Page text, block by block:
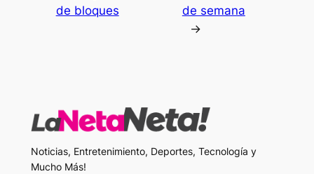
de bloques
de semana
→
Noticias, Entretenimiento, Deportes, Tecnología y
Mucho Más!